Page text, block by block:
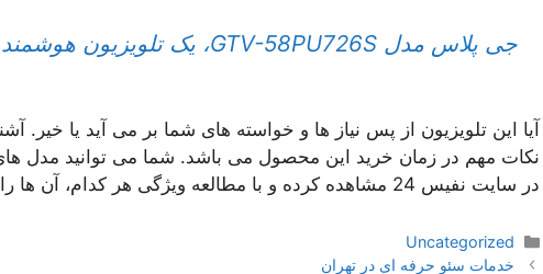
جی پلاس مدل GTV-58PU726S، یک تلویزیون هوشمند
آیا این تلویزیون از پس نیاز ها و خواسته های شما بر می آید یا خیر.
نکات مهم در زمان خرید این محصول می باشد. شما می توانید مدل
در سایت نفیس 24 مشاهده کرده و با مطالعه ویژگی هر کدام، آن ها را با یکدیگر مقایسه کنید.
دسته‌ها
Uncategorized
ناوبریخدمات سئو حرفه ای در تهران